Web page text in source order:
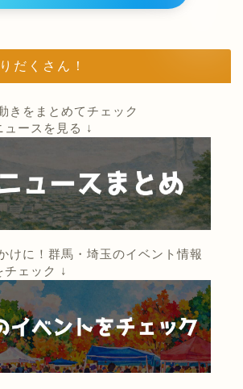
だくさん！
きをまとめてチェック
ースを見る ↓
けに！群馬・埼玉のイベント情報
チェック ↓